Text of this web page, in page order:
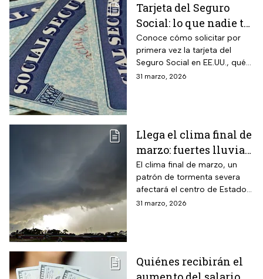
Tarjeta del Seguro
Social: lo que nadie te
cuenta sobre cómo
obtenerla o
reemplazarla
Conoce cómo solicitar por
primera vez la tarjeta del
Seguro Social en EE.UU., qué
hacer para reemplazarla y
31 marzo, 2026
Llega el clima final de
marzo: fuertes lluvias
y riesgo de
inundaciones en EUA
El clima final de marzo, un
patrón de tormenta severa
afectará el centro de Estados
Unidos esta semana, dejará
31 marzo, 2026
Quiénes recibirán el